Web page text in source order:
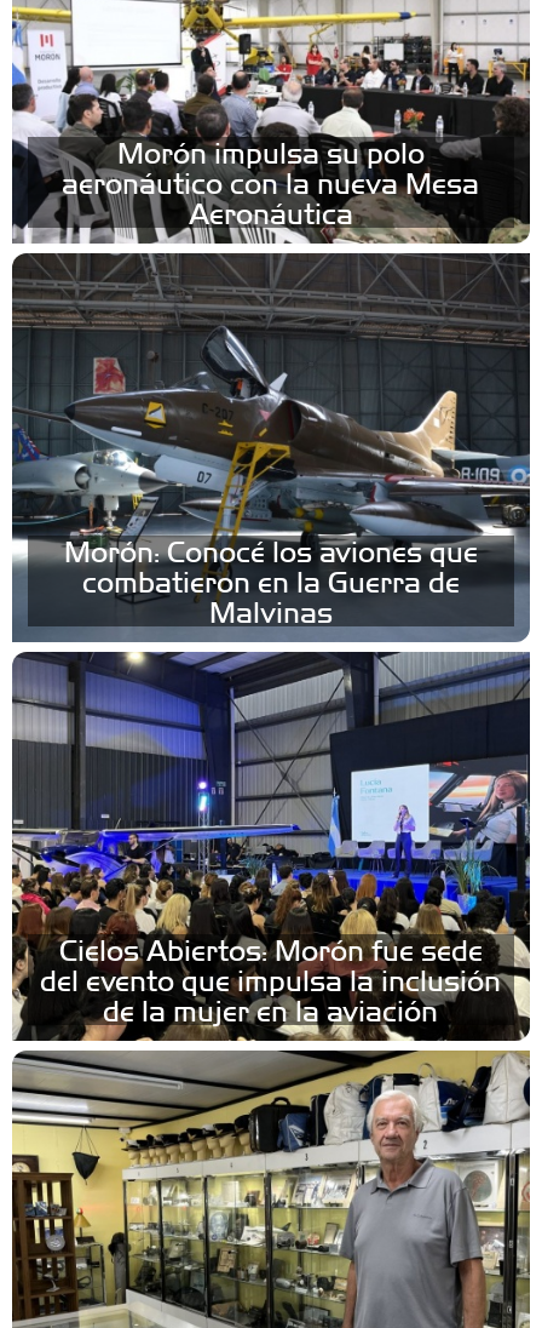
Morón impulsa su polo
aeronáutico con la nueva Mesa
Aeronáutica
Morón: Conocé los aviones que
combatieron en la Guerra de
Malvinas
Cielos Abiertos: Morón fue sede
del evento que impulsa la inclusión
de la mujer en la aviación